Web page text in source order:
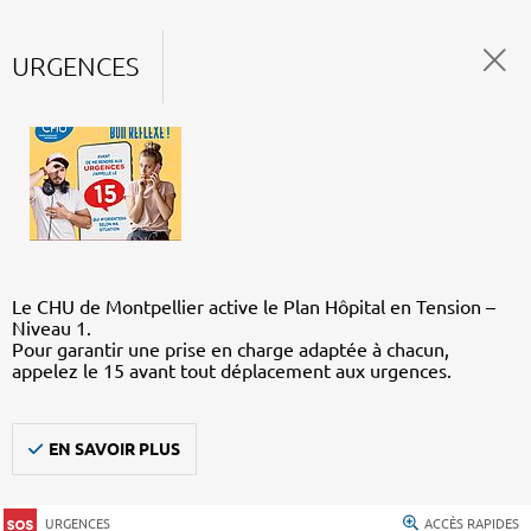
URGENCES
Le CHU de Montpellier active le Plan Hôpital en Tension –
Niveau 1.
Pour garantir une prise en charge adaptée à chacun,
appelez le 15 avant tout déplacement aux urgences.
EN SAVOIR PLUS
URGENCES ACCÈS RAPIDES